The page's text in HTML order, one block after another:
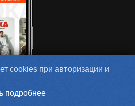
cookies при авторизации и
подробнее